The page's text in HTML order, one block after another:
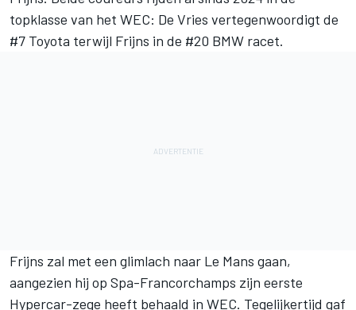
topklasse van het WEC: De Vries vertegenwoordigt de
#7 Toyota terwijl Frijns in de #20 BMW racet.
Frijns zal met een glimlach naar Le Mans gaan,
aangezien hij op Spa-Francorchamps zijn eerste
Hypercar-zege heeft behaald in WEC. Tegelijkertijd gaf